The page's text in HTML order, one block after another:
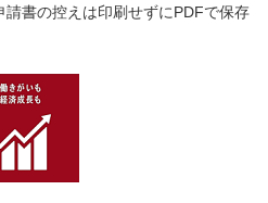
書の控えは印刷せずにPDFで保存